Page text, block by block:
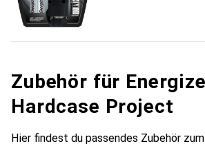
Zubehör für
Hardcase Project
Hier findest du passendes Zubehör